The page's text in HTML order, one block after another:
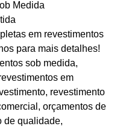
Medida
em revestimentos
para mais detalhes!
sob medida,
em
revestimento
orçamentos de
de qualidade,